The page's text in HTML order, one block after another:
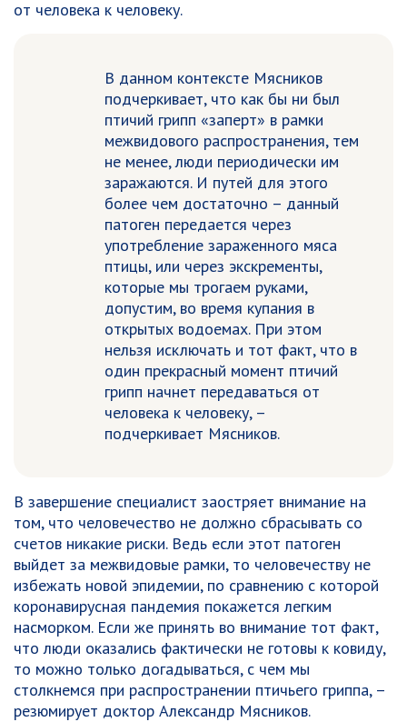
от человека к человеку.
В данном контексте Мясников
подчеркивает, что как бы ни был
птичий грипп «заперт» в рамки
межвидового распространения, тем
не менее, люди периодически им
заражаются. И путей для этого
более чем достаточно – данный
патоген передается через
употребление зараженного мяса
птицы, или через экскременты,
которые мы трогаем руками,
допустим, во время купания в
открытых водоемах. При этом
нельзя исключать и тот факт, что в
один прекрасный момент птичий
грипп начнет передаваться от
человека к человеку, –
подчеркивает Мясников.
В завершение специалист заостряет внимание на
том, что человечество не должно сбрасывать со
счетов никакие риски. Ведь если этот патоген
выйдет за межвидовые рамки, то человечеству не
избежать новой эпидемии, по сравнению с которой
коронавирусная пандемия покажется легким
насморком. Если же принять во внимание тот факт,
что люди оказались фактически не готовы к ковиду,
то можно только догадываться, с чем мы
столкнемся при распространении птичьего гриппа, –
резюмирует доктор Александр Мясников.